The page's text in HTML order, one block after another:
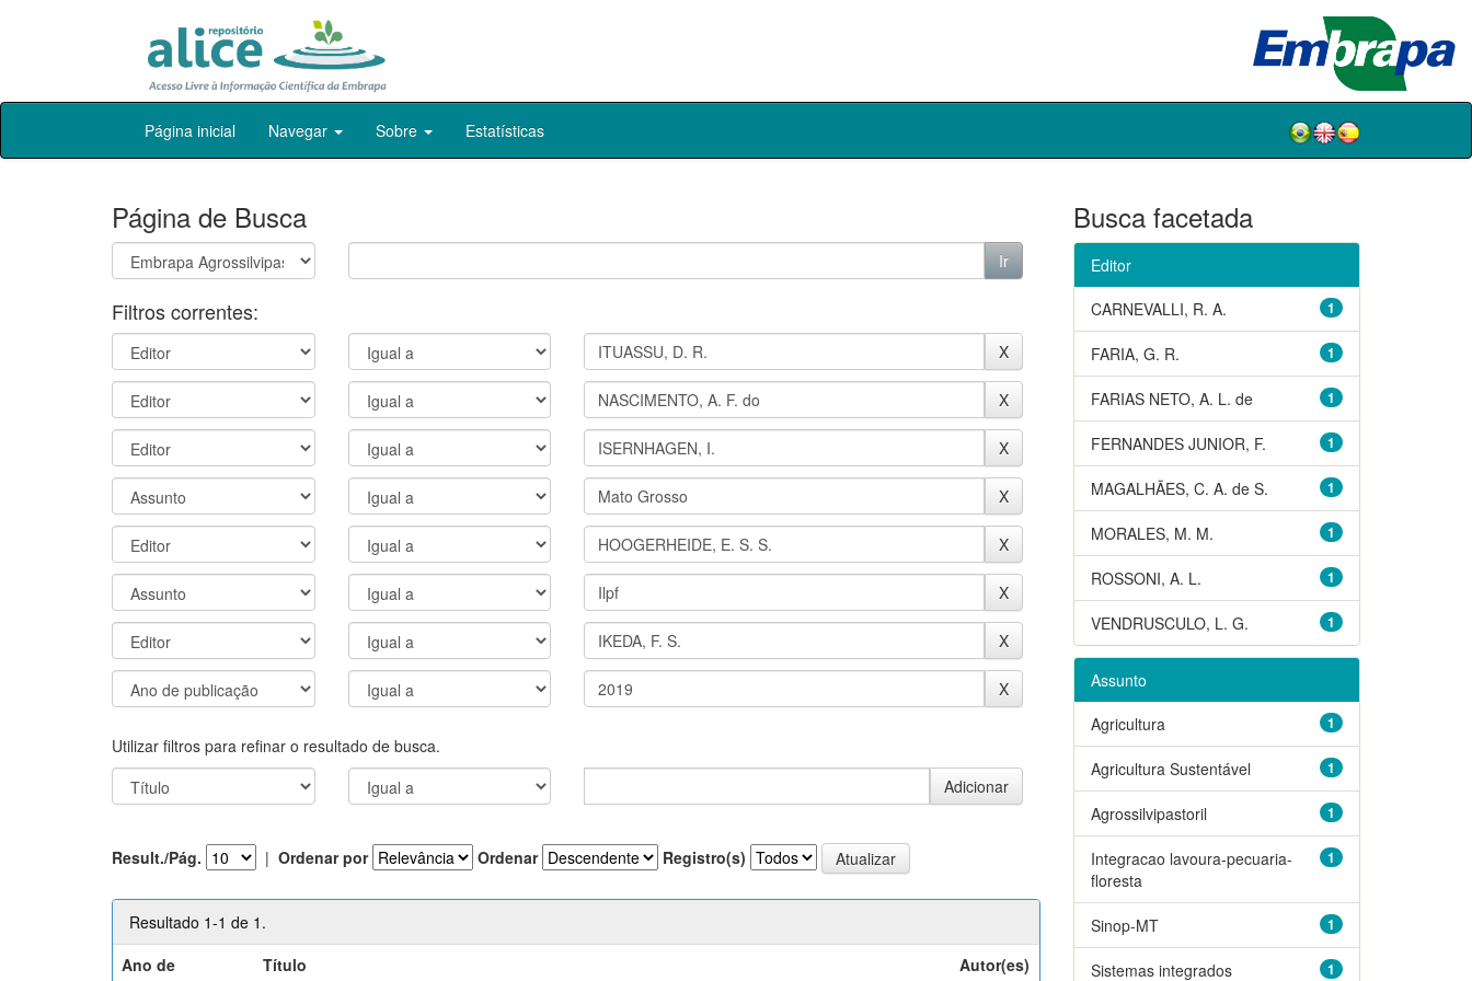
Skip
Página inicial Navegar Sobre Estatísticas
Página de Busca
Filtros correntes:
Utilizar filtros para refinar o resultado de busca.
Result./Pág. | Ordenar por Ordenar Registro(s)
Resultado 1-1 de 1.
Ano de
Título Autor(es)
Busca facetada
Editor
1
CARNEVALLI, R. A.
1
FARIA, G. R.
1
FARIAS NETO, A. L. de
1
FERNANDES JUNIOR, F.
1
MAGALHÃES, C. A. de S.
1
MORALES, M. M.
1
ROSSONI, A. L.
1
VENDRUSCULO, L. G.
Assunto
1
Agricultura
1
Agricultura Sustentável
1
Agrossilvipastoril
1
Integracao lavoura-pecuaria-
floresta
1
Sinop-MT
1
Sistemas integrados